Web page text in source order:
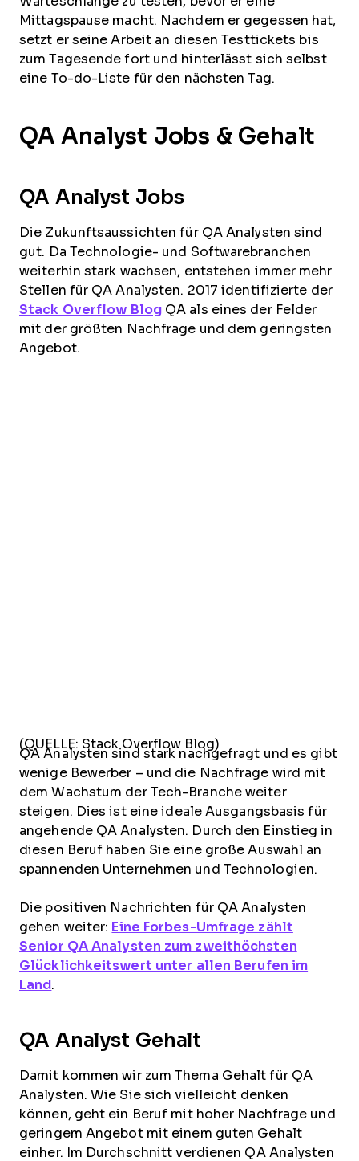
Mittagspause macht. Nachdem er gegessen hat,
setzt er seine Arbeit an diesen Testtickets bis
zum Tagesende fort und hinterlässt sich selbst
eine To-do-Liste für den nächsten Tag.
QA Analyst Jobs & Gehalt
QA Analyst Jobs
Die Zukunftsaussichten für QA Analysten sind
gut. Da Technologie- und Softwarebranchen
weiterhin stark wachsen, entstehen immer mehr
Stellen für QA Analysten. 2017 identifizierte der
Stack Overflow BlogQA als eines der Felder
mit der größten Nachfrage und dem geringsten
Angebot.
(QUELLE: Stack Overflow Blog)
QA Analysten sind stark nachgefragt und es gibt
wenige Bewerber – und die Nachfrage wird mit
dem Wachstum der Tech-Branche weiter
steigen. Dies ist eine ideale Ausgangsbasis für
angehende QA Analysten. Durch den Einstieg in
diesen Beruf haben Sie eine große Auswahl an
spannenden Unternehmen und Technologien.
Die positiven Nachrichten für QA Analysten
gehen weiter: Eine Forbes-Umfrage zählt
Senior QA Analysten zum zweithöchsten
Glücklichkeitswert unter allen Berufen im
Land.
QA Analyst Gehalt
Damit kommen wir zum Thema Gehalt für QA
Analysten. Wie Sie sich vielleicht denken
können, geht ein Beruf mit hoher Nachfrage und
geringem Angebot mit einem guten Gehalt
einher. Im Durchschnitt verdienen QA Analysten